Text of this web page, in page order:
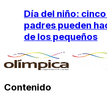
Día del niño:
padres pueden
de los pequeños
Contenido